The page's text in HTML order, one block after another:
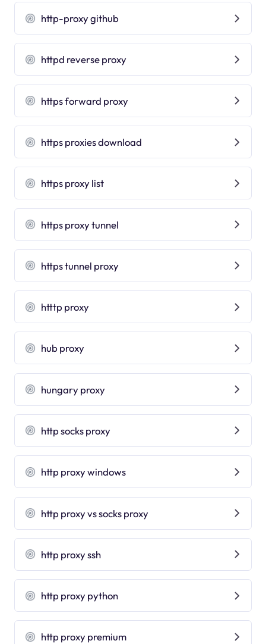
http-proxy github
httpd reverse proxy
https forward proxy
https proxies download
https proxy list
https proxy tunnel
https tunnel proxy
htttp proxy
hub proxy
hungary proxy
http socks proxy
http proxy windows
http proxy vs socks proxy
http proxy ssh
http proxy python
http proxy premium